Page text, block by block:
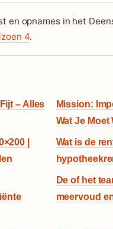
en opnames in het
4.
– Alles
Mission:
Wat Je Moet
|
Wat is de
De of het
meervoud